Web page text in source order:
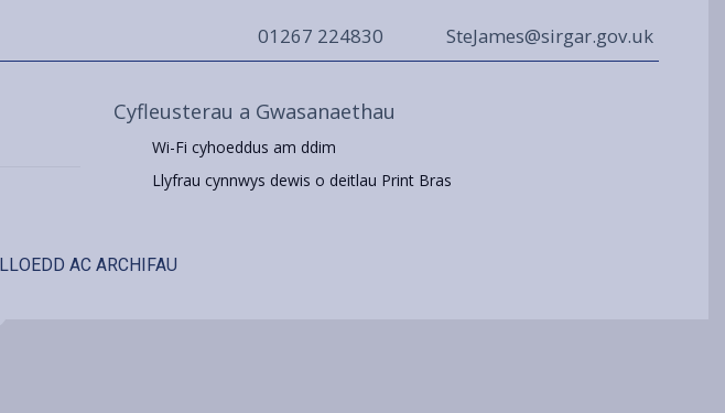
01267 224830 SteJames@sirgar.gov.uk
Cyfleusterau a Gwasanaethau
Wi-Fi cyhoeddus am ddim
Llyfrau cynnwys dewis o deitlau Print Bras
LLYFRGELLOEDD AC ARCHIFAU